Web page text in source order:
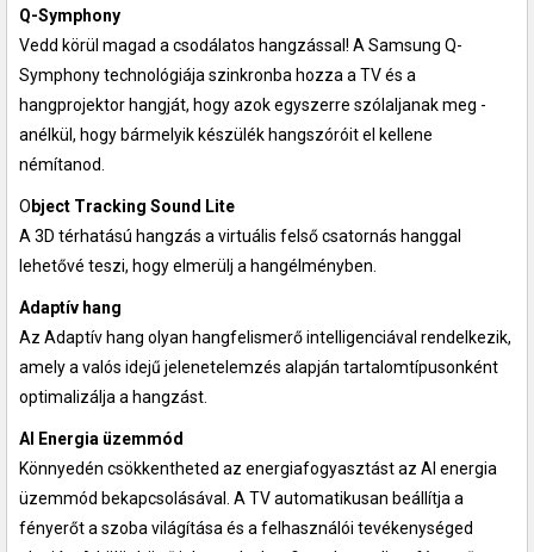
Q-Symphony
Vedd körül magad a csodálatos hangzással! A Samsung Q-
Symphony technológiája szinkronba hozza a TV és a
hangprojektor hangját, hogy azok egyszerre szólaljanak meg -
anélkül, hogy bármelyik készülék hangszóróit el kellene
némítanod.
O bject Tracking Sound Lite
A 3D térhatású hangzás a virtuális felső csatornás hanggal
lehetővé teszi, hogy elmerülj a hangélményben.
Adaptív hang
Az Adaptív hang olyan hangfelismerő intelligenciával rendelkezik,
amely a valós idejű jelenetelemzés alapján tartalomtípusonként
optimalizálja a hangzást.
AI Energia üzemmód
Könnyedén csökkentheted az energiafogyasztást az AI energia
üzemmód bekapcsolásával. A TV automatikusan beállítja a
fényerőt a szoba világítása és a felhasználói tevékenységed